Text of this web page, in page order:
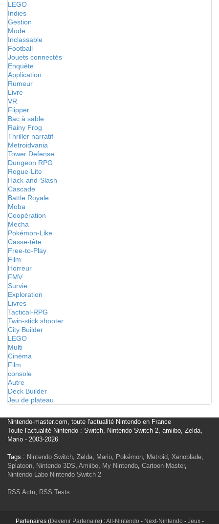
LEGO
Indies
Gestion
Mode
Inclassable
Football
Jouets connectés
Enquête
Application
Rumeur
Livre
VR
Flipper
Bac à sable
Rainy Frog
Thriller narratif
Metroidvania
Tower Defense
Dungeon RPG
Rogue-Lite
Hack-and-Slash
Cascade
Battle Royale
Moba
Coopération
Mecha
Pokémon-Like
Casse-tête
Free-to-Play
Film
Horreur
FMV
Survie
Exploration
Livres
Tactical-RPG
Twin-stick shooter
City Builder
LEGO
Multi
Cinéma
Film
console
Autre
Deck Builder
Jeu de plateau
Nintendo-master.com, toute l'actualité Nintendo en France
Toute l'actualité Nintendo : Switch, Nintendo Switch 2, amiibo, Zelda,
Mario - 2003-2026
Tags : Nintendo Switch, Zelda, Mario, Pokémon, Metroid, Xenoblade,
Splatoon, Nintendo 3DS, Amiibo, My Nintendo, Cartoon Master,
Nintendo Labo Nintendo Switch 2
RSS Actu, RSS Tests
Partenaires (Devenir Partenaire) :All-Nintendo - Next-Nintendo - Jeux-